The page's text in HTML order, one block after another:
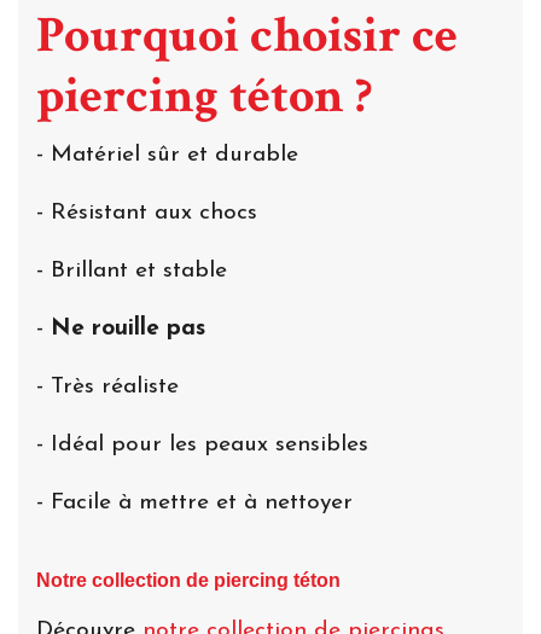
Pourquoi choisir ce
piercing téton ?
- Matériel sûr et durable
- Résistant aux chocs
- Brillant et stable
- Ne rouille pas
- Très réaliste
- Idéal pour les peaux sensibles
- Facile à mettre et à nettoyer
Notre collection de piercing téton